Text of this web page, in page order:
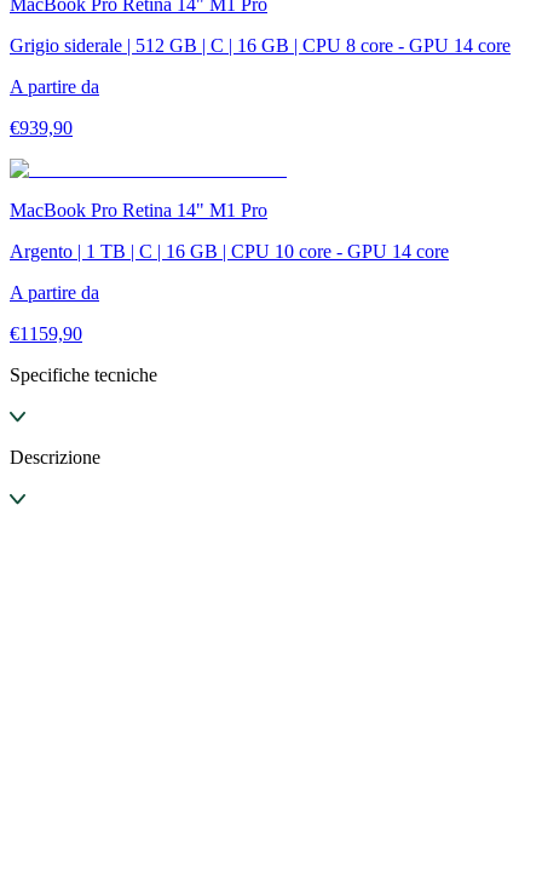
Grigio siderale | 512 GB | C | 16 GB | CPU 8 core - GPU 14 core
A partire da
€939,90
MacBook Pro Retina 14" M1 Pro
Argento | 1 TB | C | 16 GB | CPU 10 core - GPU 14 core
A partire da
€1159,90
Specifiche tecniche
Descrizione